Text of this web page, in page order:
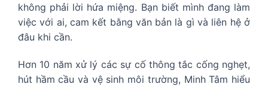
không phải lời hứa miệng. Bạn biết mình đang làm
việc với ai, cam kết bằng văn bản là gì và liên hệ ở
đâu khi cần.
Hơn 10 năm xử lý các sự cố thông tắc cống nghẹt,
hút hầm cầu và vệ sinh môi trường, Minh Tâm hiểu